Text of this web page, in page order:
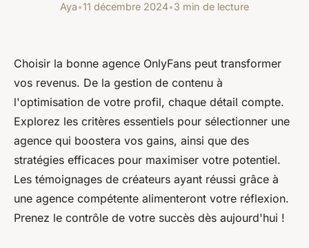
Aya•11 décembre 2024•3 min de lecture
Choisir la bonne agence OnlyFans peut transformer
vos revenus. De la gestion de contenu à
l'optimisation de votre profil, chaque détail compte.
Explorez les critères essentiels pour sélectionner une
agence qui boostera vos gains, ainsi que des
stratégies efficaces pour maximiser votre potentiel.
Les témoignages de créateurs ayant réussi grâce à
une agence compétente alimenteront votre réflexion.
Prenez le contrôle de votre succès dès aujourd'hui !